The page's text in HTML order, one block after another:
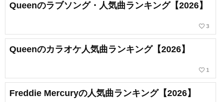
Queenのラブソング・人気曲ランキング【2026】
favorite_border 3
Queenのカラオケ人気曲ランキング【2026】
favorite_border 1
Freddie Mercuryの人気曲ランキング【2026】